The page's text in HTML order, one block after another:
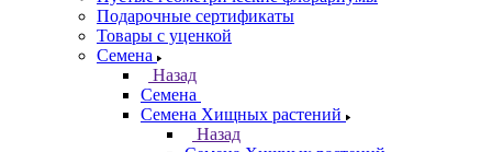
Подарочные сертификаты
Товары с уценкой
Семена
Назад
Семена
Семена Хищных растений
Назад